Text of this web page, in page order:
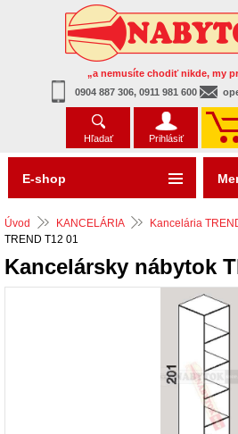
„a nemusíte chodiť nikde, my
0904 887 306, 0911 981 600
Hľadať Prihlásiť
Úvod KANCELÁRIA Kancelária
TREND T12 01
Kancelársky nábytok
E-shop